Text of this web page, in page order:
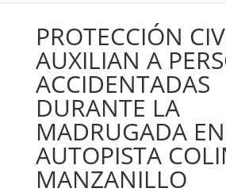
PROTECCIÓN
AUXILIAN A
ACCIDENTADAS
DURANTE LA
MADRUGADA
AUTOPISTA
MANZANILLO